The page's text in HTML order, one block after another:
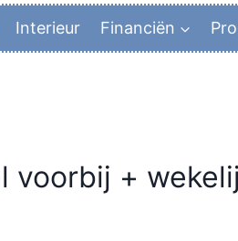
Interieur Financiën
voorbij +